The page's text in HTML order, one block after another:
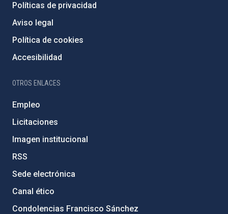
Políticas de privacidad
Aviso legal
Política de cookies
Accesibilidad
OTROS ENLACES
Empleo
Licitaciones
Imagen institucional
RSS
Sede electrónica
Canal ético
Condolencias Francisco Sánchez